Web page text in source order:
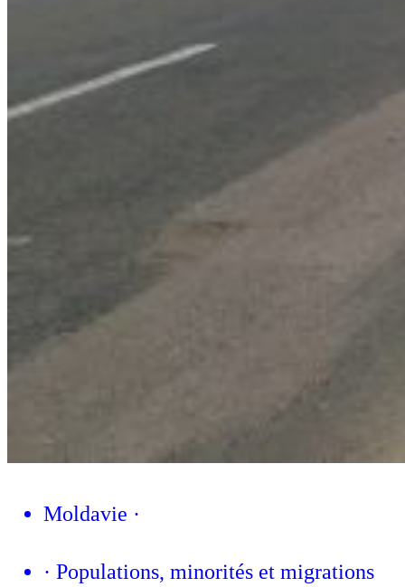
Moldavie ·
· Populations, minorités et migrations